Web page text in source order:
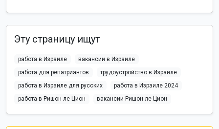
Эту страницу ищут
работа в Израиле
вакансии в Израиле
работа для репатриантов
трудоустройство в Израиле
работа в Израиле для русских
работа в Израиле 2024
работа в Ришон ле Цион
вакансии Ришон ле Цион